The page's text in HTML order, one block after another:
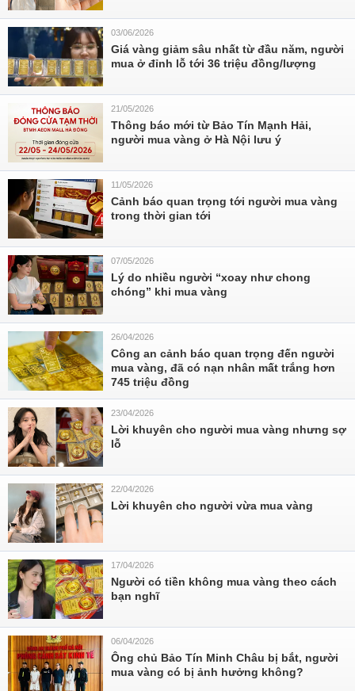
03/06/2026
Giá vàng giảm sâu nhất từ đầu năm, người
mua ở đỉnh lỗ tới 36 triệu đồng/lượng
21/05/2026
Thông báo mới từ Bảo Tín Mạnh Hải,
người mua vàng ở Hà Nội lưu ý
11/05/2026
Cảnh báo quan trọng tới người mua vàng
trong thời gian tới
07/05/2026
Lý do nhiều người “xoay như chong
chóng” khi mua vàng
26/04/2026
Công an cảnh báo quan trọng đến người
mua vàng, đã có nạn nhân mất trắng hơn
745 triệu đồng
23/04/2026
Lời khuyên cho người mua vàng nhưng sợ
lỗ
22/04/2026
Lời khuyên cho người vừa mua vàng
17/04/2026
Người có tiền không mua vàng theo cách
bạn nghĩ
06/04/2026
Ông chủ Bảo Tín Minh Châu bị bắt, người
mua vàng có bị ảnh hưởng không?